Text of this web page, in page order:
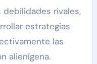
rivales,
estrategias
las
alienígena.